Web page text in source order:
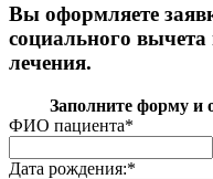
Вы оформляете
социального
лечения.
Заполните форму и
ФИО пациента*
Дата рождения:*